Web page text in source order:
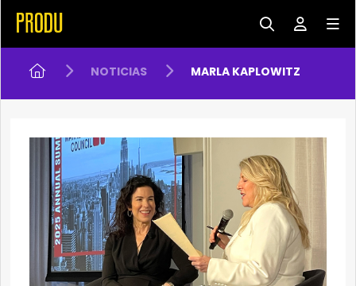
NOTICIAS MARLA KAPLOWITZ